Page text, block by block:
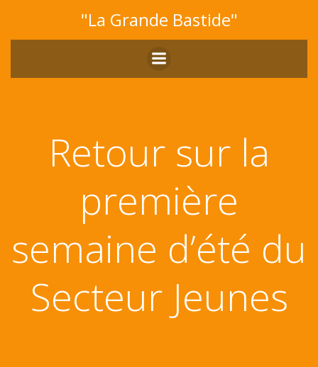
au
contenu
"La Grande Bastide"
Retour sur la
première
semaine d’été du
Secteur Jeunes